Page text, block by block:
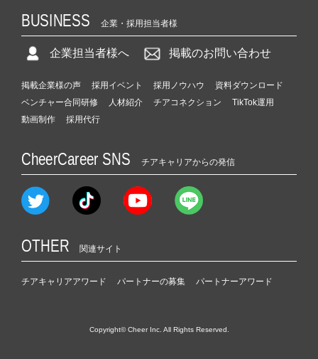
BUSINESS 企業・採用担当者様
企業担当者様へ 掲載のお問い合わせ
掲載企業様の声 採用イベント 採用ノウハウ
資料ダウンロード
ベンチャー合同研修
人材紹介 チアコネクション
TikTok運用
動画制作
採用代行
CheerCareer SNS チアキャリアからの発信
OTHER 関連サイト
チアキャリアアワード パートナーの募集 パートナーアワード
Copyright© Cheer Inc. All Rights Reserved.